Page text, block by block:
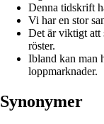
Denna tidskrift
Vi har en stor
Det är viktigt att
röster.
Ibland kan man
loppmarknader.
Synonymer